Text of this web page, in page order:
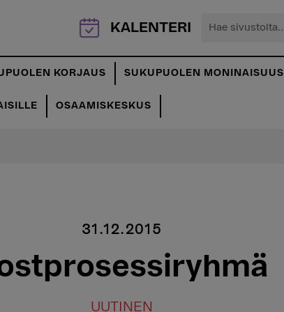
Hae
KALENTERI
KORJAUS SUKUPUOLEN MONINAISUUS
OSAAMISKESKUS
31.12.2015
UUTINEN